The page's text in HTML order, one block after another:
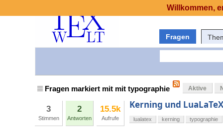
Fragen
Fragen markiert mit mit typographie Aktive
3
Stimmen
2
Antworten
15.5k
Aufrufe
Kerning und
lualatex kerning typographie
Willkommen,